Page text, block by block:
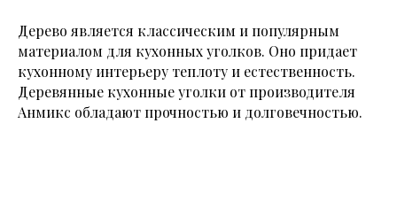
Дерево является классическим и популярным
материалом для кухонных уголков. Оно придает
кухонному интерьеру теплоту и естественность.
Деревянные кухонные уголки от производителя
Анмикс обладают прочностью и долговечностью.